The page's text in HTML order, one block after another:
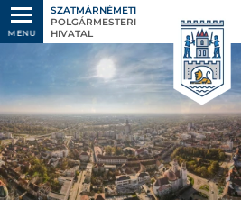
MENU
SZATMÁRNÉMETI
POLGÁRMESTERI
HIVATAL